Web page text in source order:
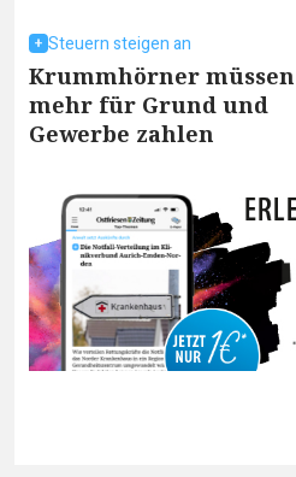
Steuern steigen an
Krummhörner müssen
mehr für Grund und
Gewerbe zahlen